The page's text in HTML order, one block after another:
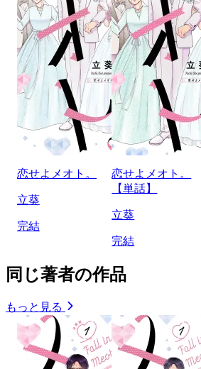
恋せよメオト。
立葵
完結
恋せよメオト。
【単話】
立葵
完結
同じ著者の作品
もっと見る